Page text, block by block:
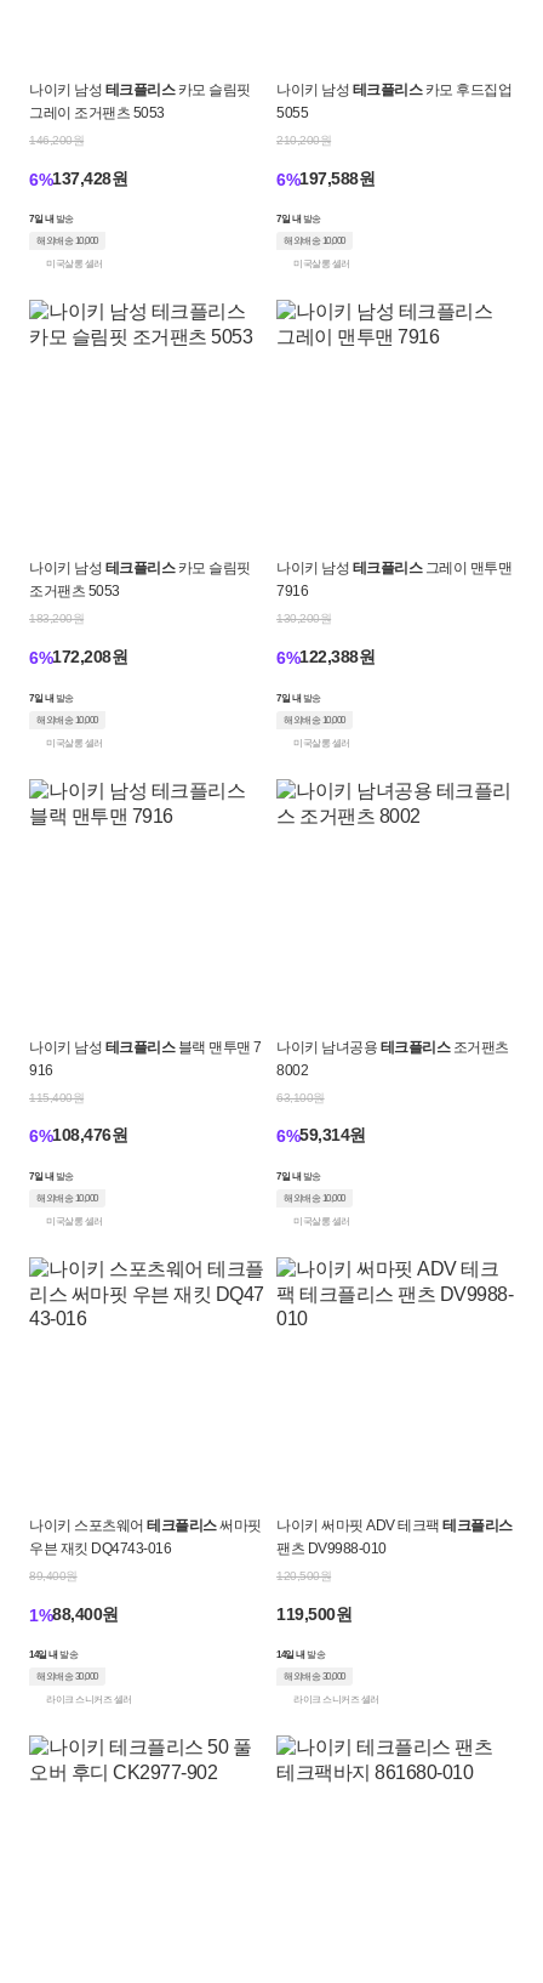
나이키 남성 테크플리스카모 슬림핏
그레이 조거팬츠 5053
146,200원
6%137,428원
7일 내 발송
해외배송 10,000
미국살롱 셀러
나이키 남성 테크플리스카모 후드집업
5055
210,200원
6%197,588원
7일 내 발송
해외배송 10,000
미국살롱 셀러
나이키 남성 테크플리스카모 슬림핏
조거팬츠 5053
183,200원
6%172,208원
7일 내 발송
해외배송 10,000
미국살롱 셀러
나이키 남성 테크플리스그레이 맨투맨
7916
130,200원
6%122,388원
7일 내 발송
해외배송 10,000
미국살롱 셀러
나이키 남성 테크플리스블랙 맨투맨 7
916
115,400원
6%108,476원
7일 내 발송
해외배송 10,000
미국살롱 셀러
나이키 남녀공용 테크플리스조거팬츠
8002
63,100원
6%59,314원
7일 내 발송
해외배송 10,000
미국살롱 셀러
나이키 스포츠웨어테크플리스써마핏
우븐 재킷 DQ4743-016
89,400원
1%88,400원
14일 내 발송
해외배송 30,000
라이크 스니커즈 셀러
나이키 써마핏 ADV 테크팩테크플리스
팬츠 DV9988-010
120,500원
119,500원
14일 내 발송
해외배송 30,000
라이크 스니커즈 셀러